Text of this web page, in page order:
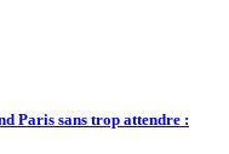
Paris sans trop attendre :